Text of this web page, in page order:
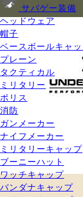
サバゲー装備
ヘッドウェア
帽子
ベースボールキャ
プレーン
タクティカル
ミリタリー
ポリス
消防
ガンメーカー
ナイフメーカー
ミリタリーキャップ
ブーニーハット
ワッチキャップ
バンダナキャップ